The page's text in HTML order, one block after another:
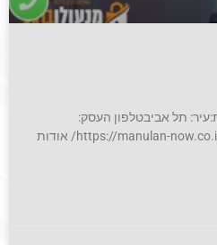
תל אביבטלפון העסק:
0772318096אתר אינטרנט: https://manulan-now.co.il/ אודות